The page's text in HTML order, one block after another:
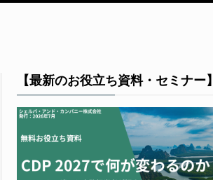
【最新のお役立ち資料・セミナー】